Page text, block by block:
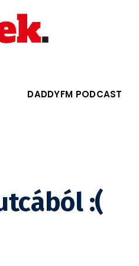
DADDYFM PODCAST
:(